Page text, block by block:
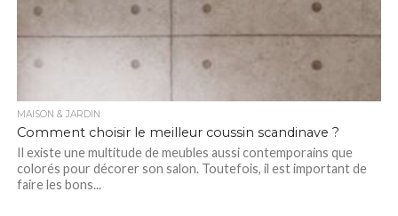
MAISON & JARDIN
Comment choisir le meilleur coussin scandinave ?
Il existe une multitude de meubles aussi contemporains que
colorés pour décorer son salon. Toutefois, il est important de
faire les bons...